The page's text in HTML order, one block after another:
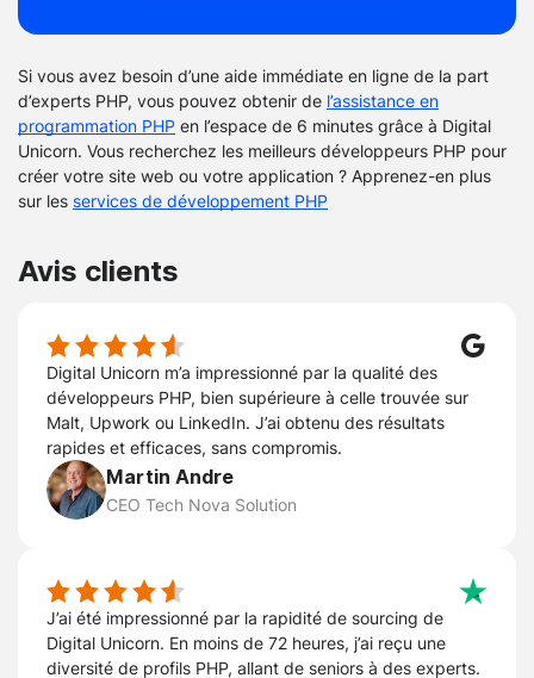
Si vous avez besoin d’une aide immédiate en ligne de la part
d’experts PHP, vous pouvez obtenir de l’assistance en
programmation PHP en l’espace de 6 minutes grâce à Digital
Unicorn. Vous recherchez les meilleurs développeurs PHP pour
créer votre site web ou votre application ? Apprenez-en plus
sur les services de développement PHP
Avis clients
Digital Unicorn m’a impressionné par la qualité des
développeurs PHP, bien supérieure à celle trouvée sur
Malt, Upwork ou LinkedIn. J’ai obtenu des résultats
rapides et efficaces, sans compromis.
Martin Andre
CEO Tech Nova Solution
J’ai été impressionné par la rapidité de sourcing de
Digital Unicorn. En moins de 72 heures, j’ai reçu une
diversité de profils PHP, allant de seniors à des experts.